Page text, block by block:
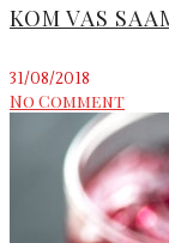
KOM VAS
31/08/2018
No Comment